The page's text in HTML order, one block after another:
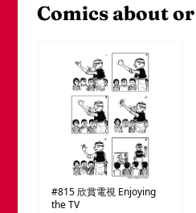
Comics about
#815欣賞電視 Enjoying
the TV